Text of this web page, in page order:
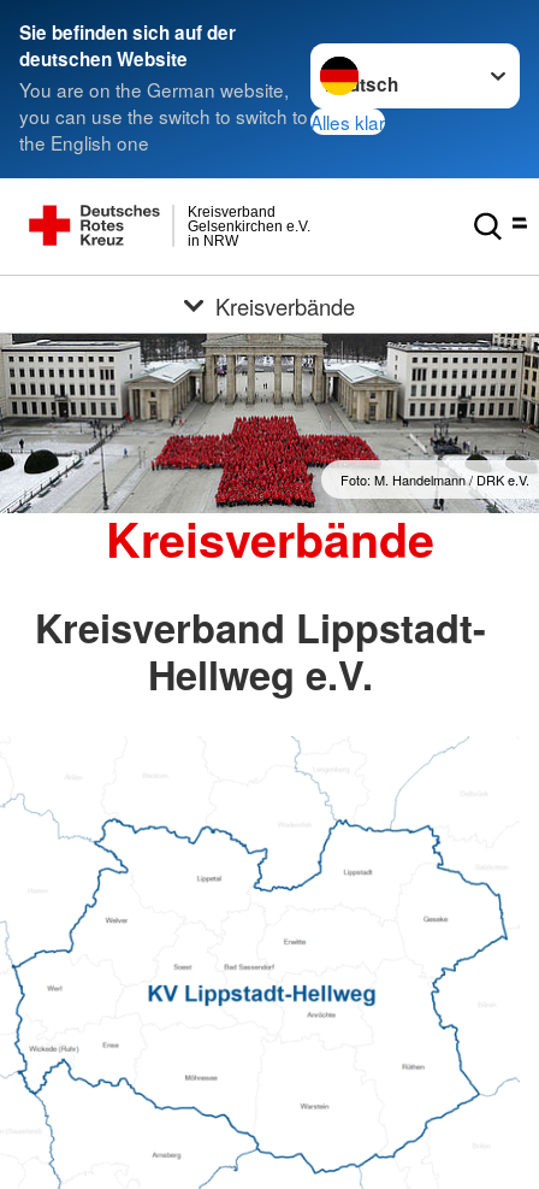
Sie befinden sich auf der
deutschen Website
You are on the German website,
you can use the switch to switch to
the English one
Sprache wechseln zu
Alles klar
in NRW
Gelsenkirchen e.V.
Kreisverband
Kreisverbände
Foto: M. Handelmann / DRK e.V.
Kreisverbände
Kreisverband Lippstadt-
Hellweg e.V.